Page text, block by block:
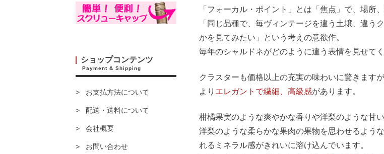
ショップコンテンツ
Payment & Shipping
お支払方法について
配送・送料について
会社概要
お問い合わせ
「フォーカル・ポイント」とは「焦点」で、場所
「同じ品種で、毎ヴィンテージを違う土壌、違う
かを見てみたい」という考えの意欲作。
毎年のシャルドネがどのように違う表情を見せて
クラスターも価格以上の充実の味わいに驚きます
より エレガントで繊細、高級感があります。
柑橘果実のような爽やかな香りや洋梨のような甘い
洋梨のような柔らかな果肉の果物を思わせるよう
れるミネラル感がきれいに溶け込んでいます。